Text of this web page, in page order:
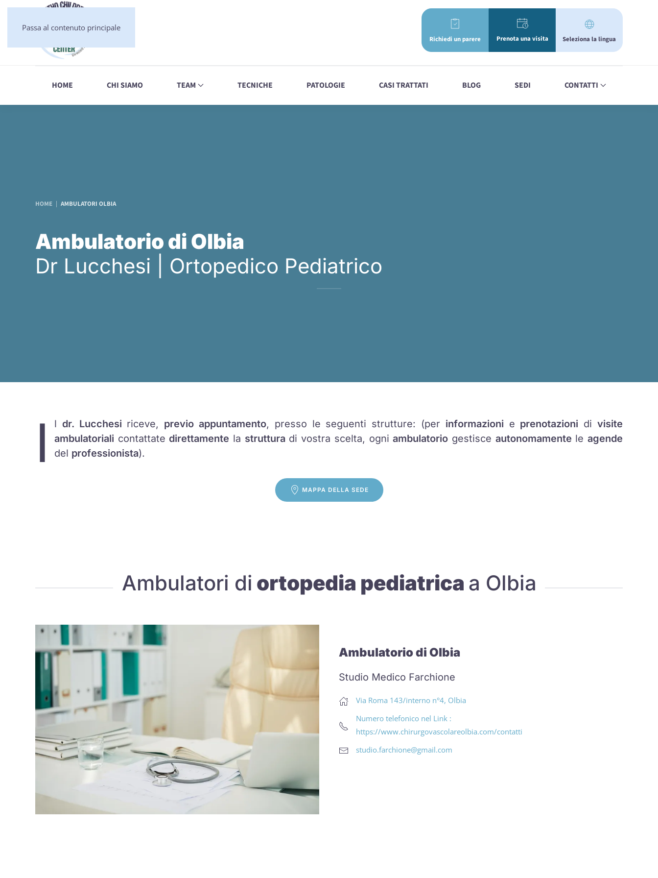
Passa al contenuto principale
Richiedi un parere Prenota una visita Seleziona la lingua
HOME CHI SIAMO TEAM TECNICHE PATOLOGIE CASI TRATTATI BLOG SEDI CONTATTI
HOME AMBULATORI OLBIA
Ambulatorio di Olbia
Dr Lucchesi | Ortopedico Pediatrico
I l dr. Lucchesi riceve, previo appuntamento, presso le seguenti strutture: (per informazioni e prenotazioni divisite
ambulatoriali contattate direttamente la strutturadi vostra scelta, ogniambulatorio gestisce autonomamente leagende
del professionista).
MAPPA DELLA SEDE
Ambulatori di ortopedia pediatrica a Olbia
Ambulatorio di Olbia
Studio Medico Farchione
Via Roma 143/interno n°4, Olbia
Numero telefonico nel Link :
https://www.chirurgovascolareolbia.com/contatti
studio.farchione@gmail.com